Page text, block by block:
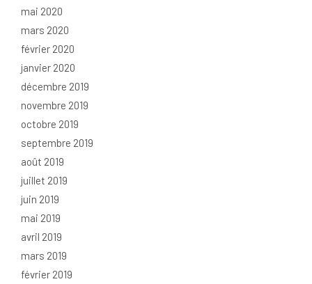
mai 2020
mars 2020
février 2020
janvier 2020
décembre 2019
novembre 2019
octobre 2019
septembre 2019
août 2019
juillet 2019
juin 2019
mai 2019
avril 2019
mars 2019
février 2019